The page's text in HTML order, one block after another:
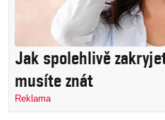
Jak spolehlivě
musíte znát
Reklama